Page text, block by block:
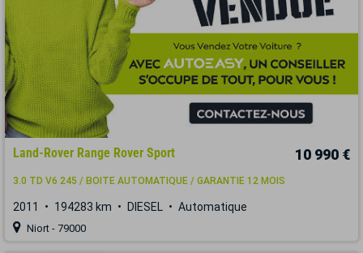
Land-Rover Range Rover Sport 10 990 €
3.0 TD V6 245 / BOITE AUTOMATIQUE / GARANTIE 12 MOIS
2011 194283 km DIESEL Automatique
Niort - 79000